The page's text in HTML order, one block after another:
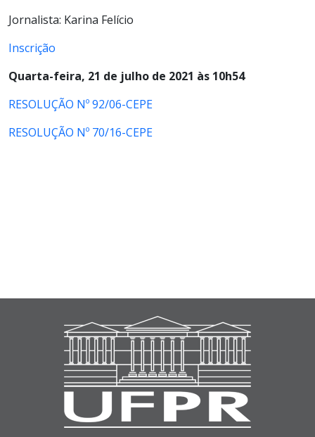
Jornalista: Karina Felício
Inscrição
Quarta-feira, 21 de julho de 2021 às 10h54
RESOLUÇÃO Nº 92/06-CEPE
RESOLUÇÃO Nº 70/16-CEPE